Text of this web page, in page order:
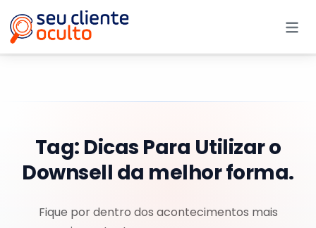
Tag: Dicas Para Utilizar o
Downsell da melhor forma.
Fique por dentro dos acontecimentos mais